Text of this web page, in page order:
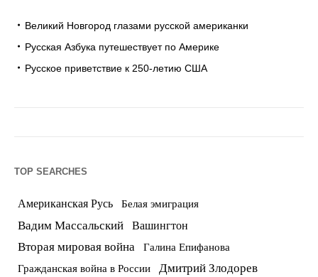
Великий Новгород глазами русской американки
Русская Азбука путешествует по Америке
Русское приветствие к 250-летию США
TOP SEARCHES
Американская Русь Белая эмиграция
Вадим Массальский Вашингтон
Вторая мировая война Галина Епифанова
Гражданская война в России Дмитрий Злодорев